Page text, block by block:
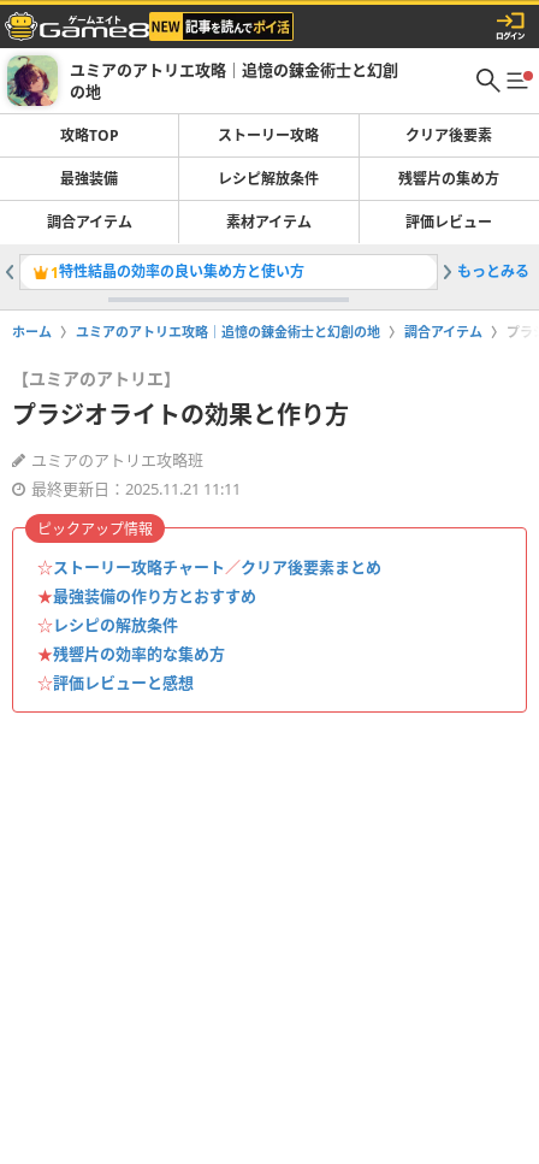
ユミアのアトリエ攻略｜追憶の錬金術士と幻創
の地
攻略TOP ストーリー攻略 クリア後要素
最強装備 レシピ解放条件 残響片の集め方
調合アイテム 素材アイテム 評価レビュー
1特性結晶の効率の良い集め方と使い方 2アドベ
もっとみる
ホーム ユミアのアトリエ攻略｜追憶の錬金術士と幻創の地 調合アイテム プラ
【ユミアのアトリエ】
プラジオライトの効果と作り方
ユミアのアトリエ攻略班
最終更新日：2025.11.21 11:11
☆ストーリー攻略チャート／クリア後要素まとめ
★最強装備の作り方とおすすめ
☆レシピの解放条件
★残響片の効率的な集め方
☆評価レビューと感想
ピックアップ情報